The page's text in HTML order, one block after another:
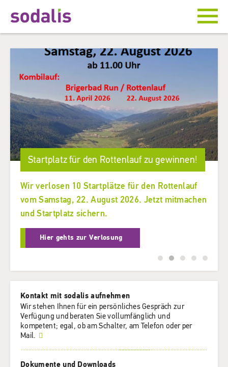
Kontakt mit sodalis aufnehmen
Wir stehen Ihnen für ein persönliches Gespräch zur
Verfügung und beraten Sie vollumfänglich und
kompetent; egal, ob am Schalter, am Telefon oder per
Mail.
Dokumente und Downloads
Startplatz für den Rottenlauf zu gewinnen!
Wir verlosen 10 Startplätze für den Rottenlauf
vom Samstag, 22. August 2026. Jetzt mitmachen
und Startplatz sichern.
Hier gehts zur Verlosung